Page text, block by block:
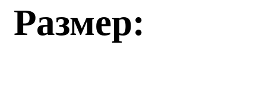
Размер: